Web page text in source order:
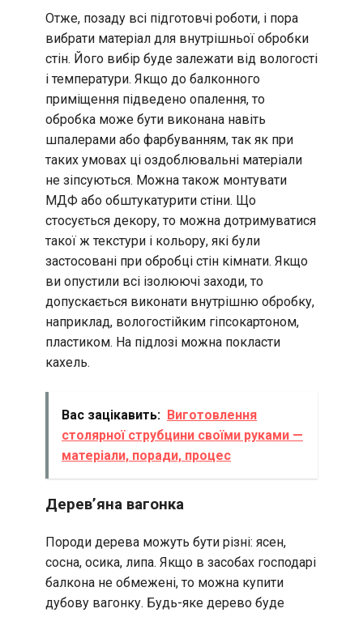
Отже, позаду всі підготовчі роботи, і пора
вибрати матеріал для внутрішньої обробки
стін. Його вибір буде залежати від вологості
і температури. Якщо до балконного
приміщення підведено опалення, то
обробка може бути виконана навіть
шпалерами або фарбуванням, так як при
таких умовах ці оздоблювальні матеріали
не зіпсуються. Можна також монтувати
МДФ або обштукатурити стіни. Що
стосується декору, то можна дотримуватися
такої ж текстури і кольору, які були
застосовані при обробці стін кімнати. Якщо
ви опустили всі ізолюючі заходи, то
допускається виконати внутрішню обробку,
наприклад, вологостійким гіпсокартоном,
пластиком. На підлозі можна покласти
кахель.
Вас зацікавить: Виготовлення
столярної струбцини своїми руками —
матеріали, поради, процес
Дерев’яна вагонка
Породи дерева можуть бути різні: ясен,
сосна, осика, липа. Якщо в засобах господарі
балкона не обмежені, то можна купити
дубову вагонку. Будь-яке дерево буде